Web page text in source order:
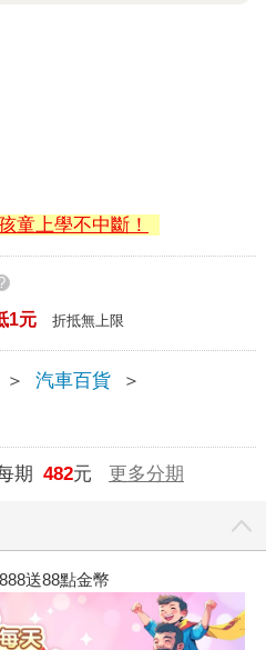
童上學不中斷！
?
1元 折抵無上限
＞ 汽車百貨
＞
期 482元 更多分期
送88點金幣